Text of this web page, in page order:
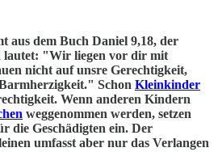
aus dem Buch Daniel 9,18, der
lautet: "Wir liegen vor dir mit
nicht auf unsre Gerechtigkeit,
Schon Kleinkinder
Wenn anderen Kindern
weggenommen werden, setzen
die Geschädigten ein. Der
umfasst aber nur das Verlangen